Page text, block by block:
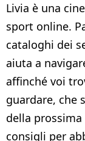
Livia è una
sport online.
cataloghi dei
aiuta a
affinché voi
guardare, che
della
consigli per